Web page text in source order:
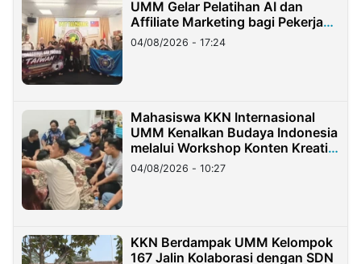
UMM Gelar Pelatihan AI dan
Affiliate Marketing bagi Pekerja
Migran Indonesia di Taiwan
04/08/2026 - 17:24
Mahasiswa KKN Internasional
UMM Kenalkan Budaya Indonesia
melalui Workshop Konten Kreatif
di Taiwan
04/08/2026 - 10:27
KKN Berdampak UMM Kelompok
167 Jalin Kolaborasi dengan SDN